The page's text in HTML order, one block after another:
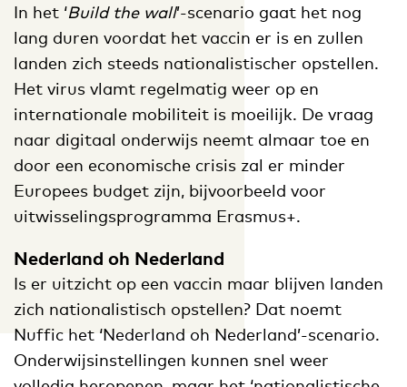
In het ‘Build the wall’-scenario gaat het nog
lang duren voordat het vaccin er is en zullen
landen zich steeds nationalistischer opstellen.
Het virus vlamt regelmatig weer op en
internationale mobiliteit is moeilijk. De vraag
naar digitaal onderwijs neemt almaar toe en
door een economische crisis zal er minder
Europees budget zijn, bijvoorbeeld voor
uitwisselingsprogramma Erasmus+.
Nederland oh Nederland
Is er uitzicht op een vaccin maar blijven landen
zich nationalistisch opstellen? Dat noemt
Nuffic het ‘Nederland oh Nederland’-scenario.
Onderwijsinstellingen kunnen snel weer